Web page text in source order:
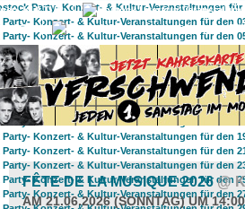
KULTUR
GAY
FÊTE DE LA MUSIQUE 2026@
AM 21.06.2026 (SONNTAG) UM